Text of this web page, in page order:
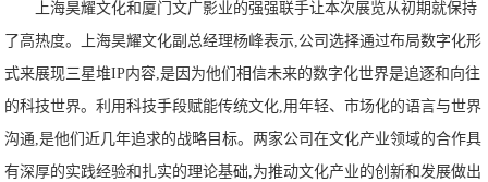
上海昊耀文化和厦门文广影业的强强联手让本次展览从初期就保持
了高热度。上海昊耀文化副总经理杨峰表示,公司选择通过布局数字化形
式来展现三星堆IP内容,是因为他们相信未来的数字化世界是追逐和向往
的科技世界。利用科技手段赋能传统文化,用年轻、市场化的语言与世界
沟通,是他们近几年追求的战略目标。两家公司在文化产业领域的合作具
有深厚的实践经验和扎实的理论基础,为推动文化产业的创新和发展做出